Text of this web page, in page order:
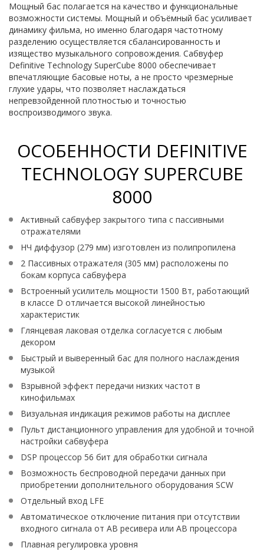
Мощный бас полагается на качество и функциональные
возможности системы. Мощный и объёмный бас усиливает
динамику фильма, но именно благодаря частотному
разделению осуществляется сбалансированность и
изящество музыкального сопровождения. Сабвуфер
Definitive Technology SuperCube 8000 обеспечивает
впечатляющие басовые ноты, а не просто чрезмерные
глухие удары, что позволяет наслаждаться
непревзойденной плотностью и точностью
воспроизводимого звука.
ОСОБЕННОСТИ DEFINITIVE
TECHNOLOGY SUPERCUBE
8000
Активный сабвуфер закрытого типа с пассивными
отражателями
НЧ диффузор (279 мм) изготовлен из полипропилена
2 Пассивных отражателя (305 мм) расположены по
бокам корпуса сабвуфера
Встроенный усилитель мощности 1500 Вт, работающий
в классе D отличается высокой линейностью
характеристик
Глянцевая лаковая отделка согласуется с любым
декором
Быстрый и выверенный бас для полного наслаждения
музыкой
Взрывной эффект передачи низких частот в
кинофильмах
Визуальная индикация режимов работы на дисплее
Пульт дистанционного управления для удобной и точной
настройки сабвуфера
DSP процессор 56 бит для обработки сигнала
Возможность беспроводной передачи данных при
приобретении дополнительного оборудования SCW
Отдельный вход LFE
Автоматическое отключение питания при отсутствии
входного сигнала от АВ ресивера или АВ процессора
Плавная регулировка уровня